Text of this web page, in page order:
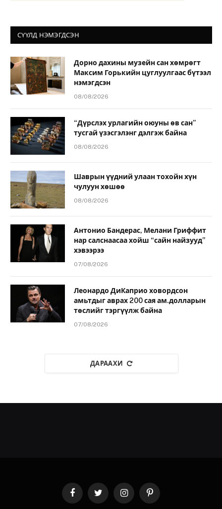
СҮҮЛД НЭМЭГДСЭН
Дорно дахины музейн сан хөмрөгт
Максим Горькийн цуглуулгаас бүтээл
нэмэгдсэн
08/08/2026
“Дүрслэх урлагийн оюуны өв сан”
тусгай үзэсгэлэнг дэлгэж байна
08/08/2026
Шаврын үүдний улаан тохойн хүн
чулуун хөшөө
08/08/2026
Антонио Бандерас, Мелани Гриффит
нар салснаасаа хойш “сайн найзууд”
хэвээрээ
07/08/2026
Леонардо ДиКаприо ховордсон
амьтдыг аврах 200 сая ам.долларын
төслийг тэргүүлж байна
07/08/2026
ДАРААХИ
FacebookTwitter InstagramPinterest